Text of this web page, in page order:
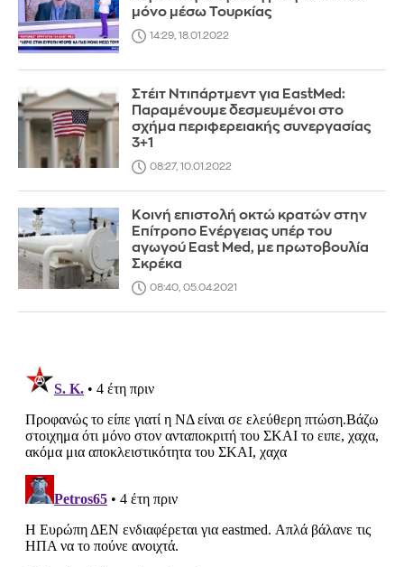
μόνο μέσω Τουρκίας
14:29, 18.01.2022
Στέιτ Ντιπάρτμεντ για EastMed:
Παραμένουμε δεσμευμένοι στο
σχήμα περιφερειακής συνεργασίας
3+1
08:27, 10.01.2022
Κοινή επιστολή οκτώ κρατών στην
Επίτροπο Ενέργειας υπέρ του
αγωγού East Med, με πρωτοβουλία
Σκρέκα
08:40, 05.04.2021